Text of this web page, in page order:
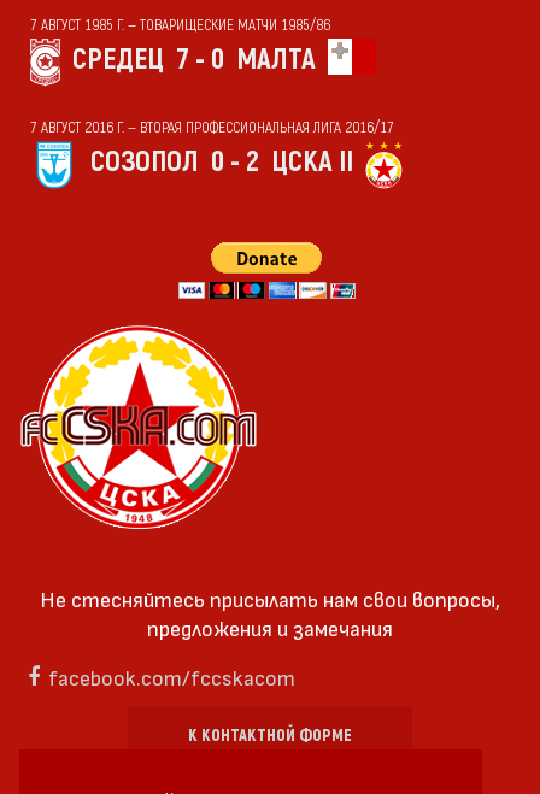
7 АВГУСТ 1985 Г. — ТОВАРИЩЕСКИЕ МАТЧИ 1985/86
СРЕДЕЦ 7 - 0 МАЛТА
7 АВГУСТ 2016 Г. — ВТОРАЯ ПРОФЕССИОНАЛЬНАЯ ЛИГА 2016/17
СОЗОПОЛ 0 - 2 ЦСКА II
Не стесняйтесь присылать нам свои вопросы,
предложения и замечания
facebook.com/fccskacom
К КОНТАКТНОЙ ФОРМЕ